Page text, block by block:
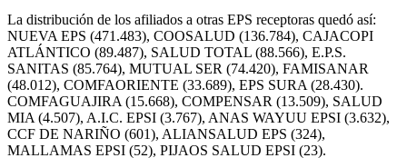
La distribución de los afiliados a otras EPS receptoras quedó así:
NUEVA EPS (471.483), COOSALUD (136.784), CAJACOPI
ATLÁNTICO (89.487), SALUD TOTAL (88.566), E.P.S.
SANITAS (85.764), MUTUAL SER (74.420), FAMISANAR
(48.012), COMFAORIENTE (33.689), EPS SURA (28.430).
COMFAGUAJIRA (15.668), COMPENSAR (13.509), SALUD
MIA (4.507), A.I.C. EPSI (3.767), ANAS WAYUU EPSI (3.632),
CCF DE NARIÑO (601), ALIANSALUD EPS (324),
MALLAMAS EPSI (52), PIJAOS SALUD EPSI (23).